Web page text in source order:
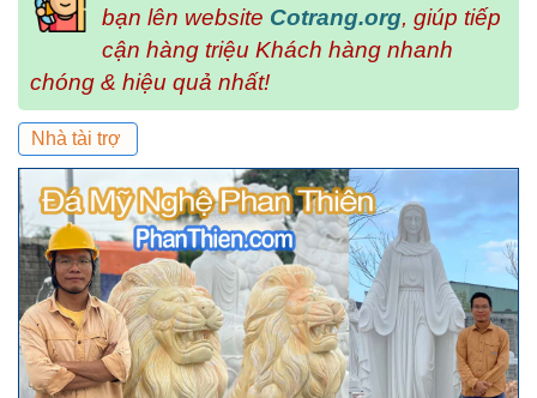
bạn lên website Cotrang.org, giúp tiếp
cận hàng triệu Khách hàng nhanh
chóng & hiệu quả nhất!
Nhà tài trợ